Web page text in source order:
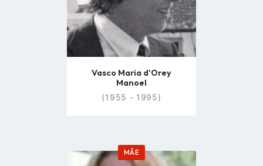
Vasco Maria d'Orey
Manoel
(1955 - 1995)
MÃE
Go